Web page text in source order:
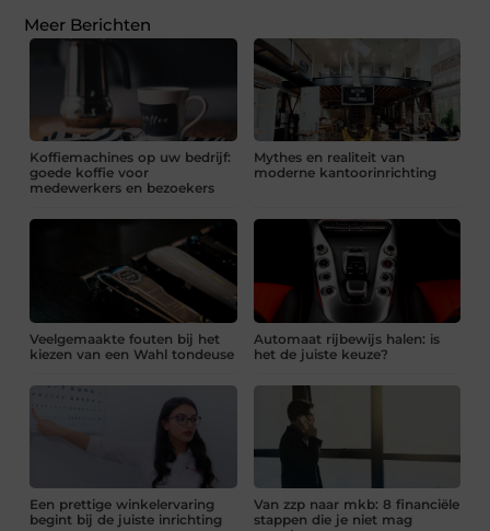
Meer Berichten
Koffiemachines op uw bedrijf:
goede koffie voor
medewerkers en bezoekers
Mythes en realiteit van
moderne kantoorinrichting
Veelgemaakte fouten bij het
kiezen van een Wahl tondeuse
Automaat rijbewijs halen: is
het de juiste keuze?
Een prettige winkelervaring
begint bij de juiste inrichting
Van zzp naar mkb: 8 financiële
stappen die je niet mag